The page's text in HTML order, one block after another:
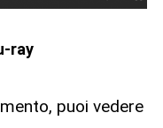
ray
puoi vedere